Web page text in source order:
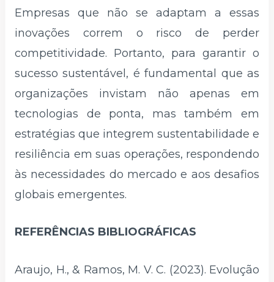
Empresas que não se adaptam a essas
inovações correm o risco de perder
competitividade. Portanto, para garantir o
sucesso sustentável, é fundamental que as
organizações invistam não apenas em
tecnologias de ponta, mas também em
estratégias que integrem sustentabilidade e
resiliência em suas operações, respondendo
às necessidades do mercado e aos desafios
globais emergentes.
REFERÊNCIAS BIBLIOGRÁFICAS
Araujo, H., & Ramos, M. V. C. (2023). Evolução